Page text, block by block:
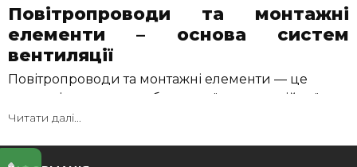
Повітропроводи та монтажні
елементи – основа систем
вентиляції
Повітропроводи та монтажні елементи — це
ключові компоненти будь-якої вентиляційної
системи, які забезпечують ефективний рух
для організації припливу та витяжки повітря в
Читати далі...